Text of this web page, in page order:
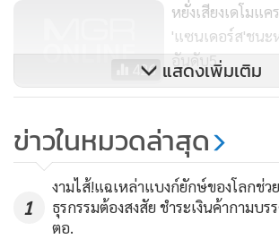
พีท บุตติเจจ อดีตนายกเทศมนตรีเมืองเซาธ์เ
วุฒิสมาชิกหญิง เอลิซาเบธ วอร์เรน และเอมี
ขาดลอยและมีโอกาสน้อยมากที่จะตีตื้น
นเดอร์ส 20%, ทอม สเตเยอร์ เศรษฐีพันล้านแ
11% ที่เหลือได้คะแนนเป็นตัวเลขหลักเดียว ทั้
เตเยอร์ประกาศถอนตัวจากการแข่งขัน
426
หยั่งเสียงเดโมแ
'แซนเดอร์ส'ชนะ
อันดับ5
1,434
เสียงเลือกผู้แทนเ
ตัวเก็ง ‘แซนเดอ
ศึกใหญ่ซูเปอร์ทิว
แสดงเพิ่มเติม
ข่าวในหมวดล่าสุด
1
งามไส้!แฉเหล่าแบงก์ยักษ์ของโลกช่ว
ธุรกรรมต้องสงสัย ชำระเงินค้ากามบร
ตอ.